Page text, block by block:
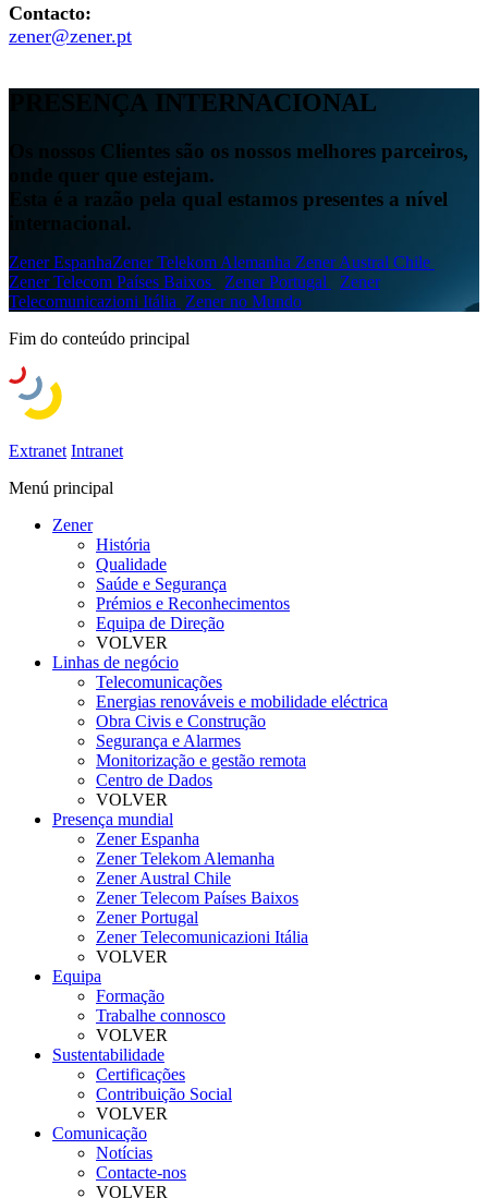
Contacto:
zener@zener.pt
PRESENÇA INTERNACIONAL
Os nossos Clientes são os nossos melhores parceiros,
onde quer que estejam.
Esta é a razão pela qual estamos presentes a nível
internacional.
Zener EspanhaZener Telekom Alemanha Zener Austral Chile
Zener Telecom Países Baixos
Zener Portugal
Zener
Telecomunicazioni Itália Zener no Mundo
Fim do conteúdo principal
Extranet Intranet
Menú principal
Zener
História
Qualidade
Saúde e Segurança
Prémios e Reconhecimentos
Equipa de Direção
VOLVER
Linhas de negócio
Telecomunicações
Energias renováveis e mobilidade eléctrica
Obra Civis e Construção
Segurança e Alarmes
Monitorização e gestão remota
Centro de Dados
VOLVER
Presença mundial
Zener Espanha
Zener Telekom Alemanha
Zener Austral Chile
Zener Telecom Países Baixos
Zener Portugal
Zener Telecomunicazioni Itália
VOLVER
Equipa
Formação
Trabalhe connosco
VOLVER
Sustentabilidade
Certificações
Contribuição Social
VOLVER
Comunicação
Notícias
Contacte-nos
VOLVER